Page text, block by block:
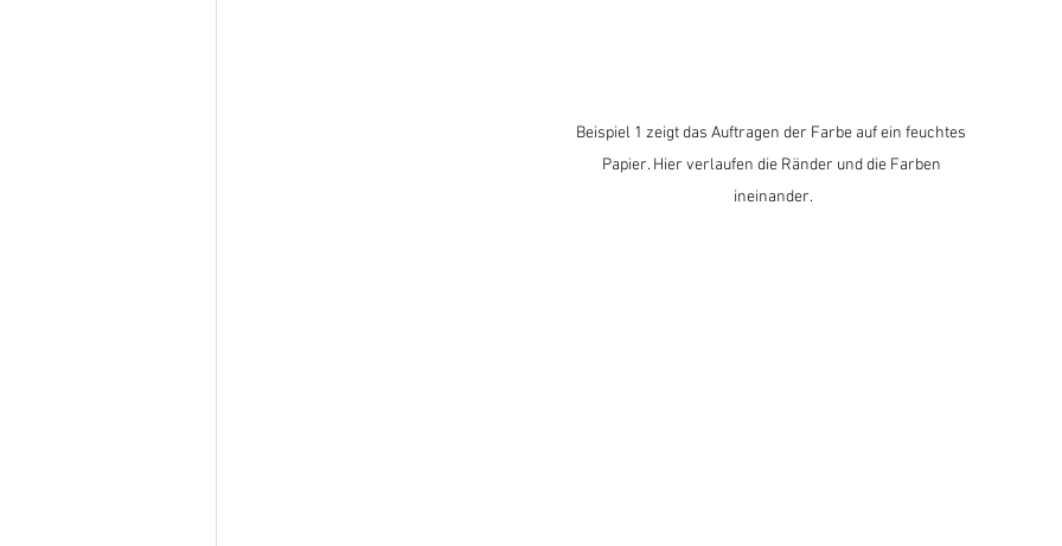
Beispiel 1 zeigt das Auftragen der Farbe auf ein feuchtes
Papier. Hier verlaufen die Ränder und die Farben
ineinander.